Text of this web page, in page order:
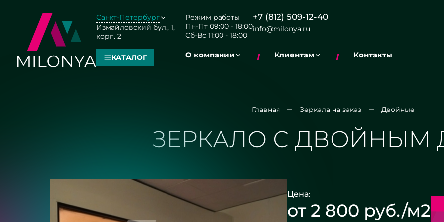
Санкт-Петербург
Измайловский бул., 1,
корп. 2
Режим работы
Пн-Пт 09:00 - 18:00
Сб-Вс 11:00 - 18:00
+7 (812) 509-12-40
info@milonya.ru
КАТАЛОГ О компании Клиентам Контакты
Главная Зеркала на заказ Двойные
ЗЕРКАЛО С ДВОЙНЫМ
Цена:
от 2 800 руб./м2